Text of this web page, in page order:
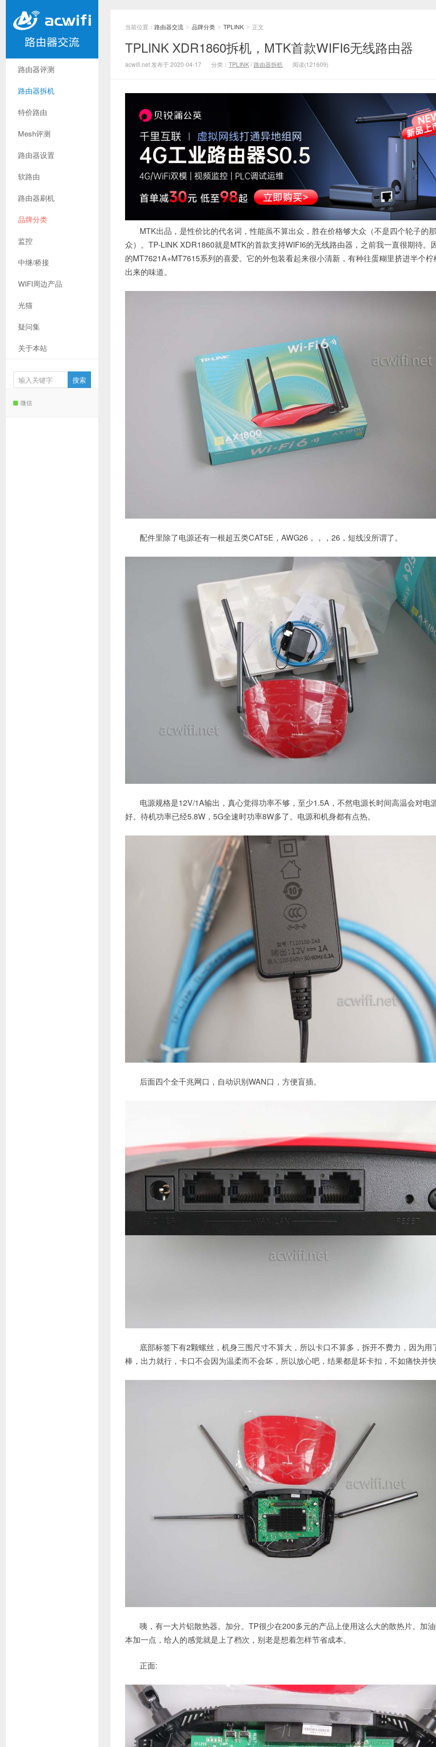
路由器评测
路由器拆机
特价路由
Mesh评测
路由器设置
软路由
路由器刷机
品牌分类
监控
中继/桥接
WIFI周边产品
光猫
疑问集
关于本站
微信
当前位置： 路由器交流 > 品牌分类 > TPLINK > 正文
TPLINK XDR1860拆机，MTK首款WIFI6无线路由器
acwifi.net 发布于 2020-04-17 分类： TPLINK/ 路由器拆机 阅读(121609)
MTK出品，是性价比的代名词，性能虽不算出众，胜在价格够大众（不是四个轮子的
众）。TP-LINK XDR1860就是MTK的首款支持WIFI6的无线路由器，之前我一直很期待。
的MT7621A+MT7615系列的喜爱。它的外包装看起来很小清新，有种往蛋糊里挤进半个
出来的味道。
配件里除了电源还有一根超五类CAT5E，AWG26，，，26，短线没所谓了。
电源规格是12V/1A输出，真心觉得功率不够，至少1.5A，不然电源长时间高温会对电
好。待机功率已经5.8W，5G全速时功率8W多了。电源和机身都有点热。
后面四个全千兆网口，自动识别WAN口，方便盲插。
底部标签下有2颗螺丝，机身三围尺寸不算大，所以卡口不算多，拆开不费力，因为用
棒，出力就行，卡口不会因为温柔而不会坏，所以放心吧，结果都是坏卡扣，不如痛快并
咦，有一大片铝散热器。加分。TP很少在200多元的产品上使用这么大的散热片。加
本加一点，给人的感觉就是上了档次，别老是想着怎样节省成本。
正面: